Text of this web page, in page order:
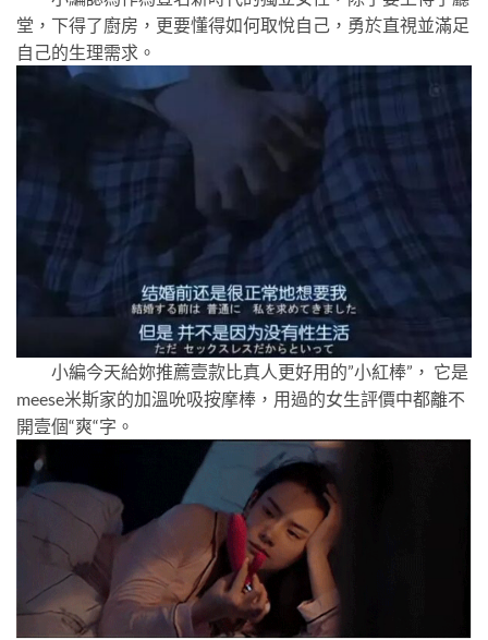
堂，下得了廚房，更要懂得如何取悅自己，勇於直視並滿足
自己的生理需求。
小編今天給妳推薦壹款比真人更好用的”小紅棒”， 它是
meese米斯家的加溫吮吸按摩棒，用過的女生評價中都離不
開壹個“爽“字。